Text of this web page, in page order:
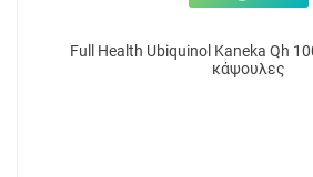
Full Health Ubiquinol Kaneka Qh
κάψουλες